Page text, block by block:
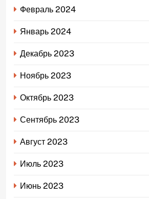
Февраль 2024
Январь 2024
Декабрь 2023
Ноябрь 2023
Октябрь 2023
Сентябрь 2023
Август 2023
Июль 2023
Июнь 2023